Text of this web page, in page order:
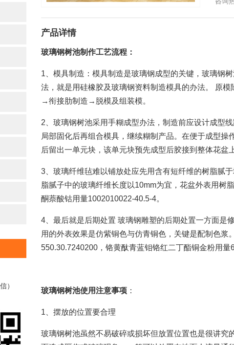
）
产品详情
玻璃钢树池制作工艺流程：
1、模具制造：模具制造是玻璃钢成型的关键，玻璃钢
法，就是用硅橡胶及玻璃钢资料制造模具的办法。
→衔接肋制造→脱模及组装模。
2、玻璃钢树池采用手糊成型办法，制造前应设计成型
局部固化后再组合模具，继续糊制产品。在便于成型
后留出一单元块，该单元块预先成型后胶接到整体花盆上
3、玻璃纤维毡难以铺放处应先用含有短纤维的树脂腻
脂腻子中的玻璃纤维长度以10mm为宜，花盆外表用树
酮萘酸钴用量1002010022-40.5-4。
4、最后就是后期处置 玻璃钢雕塑的后期处置一方面是
用的外表效果是仿紫铜色与仿青铜色，关键是配制色
550.30.7240200，铬黄酞青蓝钼铬红二丁酯铜金粉用量
玻璃钢树池使用注意事项 ：
1、摆放的位置要合理
玻璃钢树池虽然不易破碎或损坏但放置位置也是很讲